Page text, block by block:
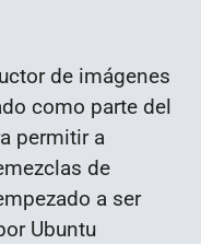
de imágenes
como parte del
permitir a
de
a ser
Ubuntu